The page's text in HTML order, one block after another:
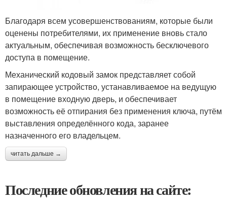
Благодаря всем усовершенствованиям, которые были
оценены потребителями, их применение вновь стало
актуальным, обеспечивая возможность бесключевого
доступа в помещение.
Механический кодовый замок представляет собой
запирающее устройство, устанавливаемое на ведущую
в помещение входную дверь, и обеспечивает
возможность её отпирания без применения ключа, путём
выставления определённого кода, заранее
назначенного его владельцем.
читать дальше →
Последние обновления на сайте: